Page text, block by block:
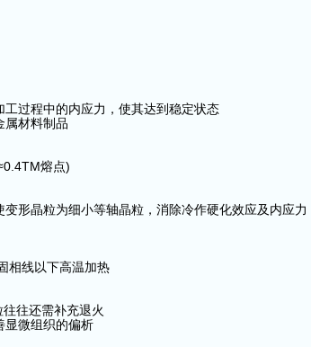
过程中的内应力，使其达到稳定状态
属材料制品
熔点)
形晶粒为细小等轴晶粒，消除冷作硬化效应及内应力
相线以下高温加热
往还需补充退火
显微组织的偏析